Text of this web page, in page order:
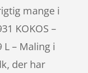
mange i
KOKOS –
L – Maling i
der har